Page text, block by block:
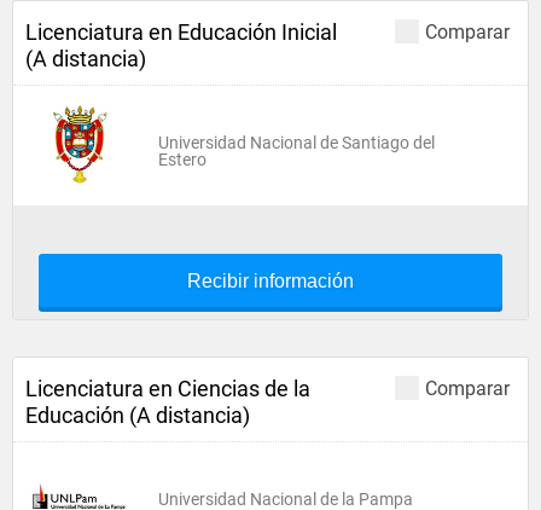
Comparar
Licenciatura en Educación Inicial
(A distancia)
Universidad Nacional de Santiago del
Estero
Recibir información
Comparar
Licenciatura en Ciencias de la
Educación (A distancia)
Universidad Nacional de la Pampa